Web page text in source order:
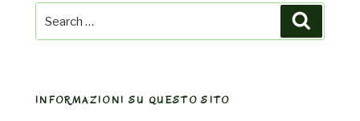
Search
for:
INFORMAZIONI SU QUESTO SITO